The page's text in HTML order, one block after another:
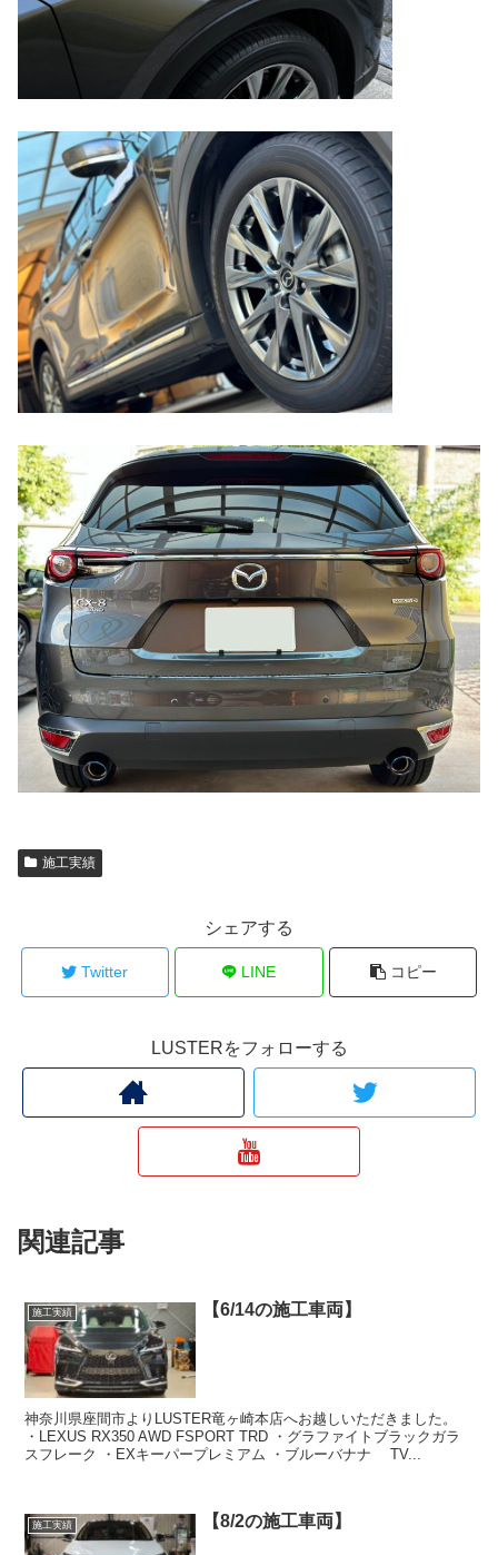
施工実績
シェアする
Twitter LINE コピー
LUSTERをフォローする
関連記事
施工実績 【6/14の施工車両】
神奈川県座間市よりLUSTER竜ヶ崎本店へお越しいただきました。
・LEXUS RX350 AWD FSPORT TRD ・グラファイトブラックガラ
スフレーク ・EXキーパープレミアム ・ブルーバナナ TV...
施工実績 【8/2の施工車両】